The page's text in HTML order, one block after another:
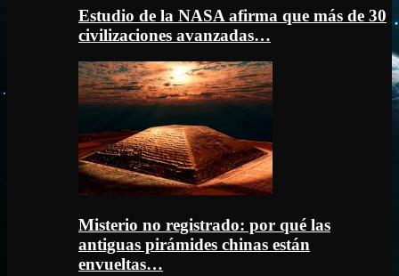
Estudio de la NASA afirma que más de 30
civilizaciones avanzadas…
Misterio no registrado: por qué las
antiguas pirámides chinas están
envueltas…